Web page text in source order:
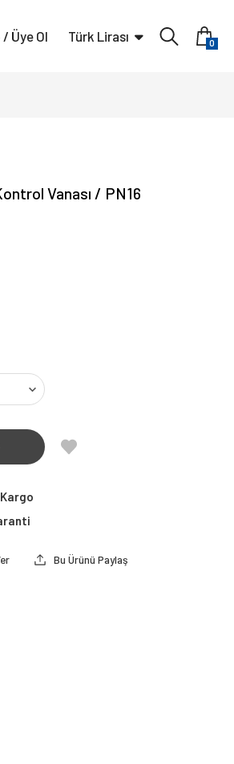
/ Üye Ol Türk Lirası 0
Vanası / PN16
Bu Ürünü Paylaş